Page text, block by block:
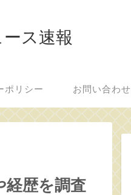
ス速報
ポリシー お問い合わせ
経歴を調査